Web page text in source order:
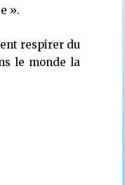
».
respirer du
le monde la